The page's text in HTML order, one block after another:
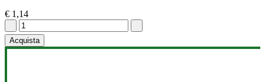
€ 1,14
Acquista